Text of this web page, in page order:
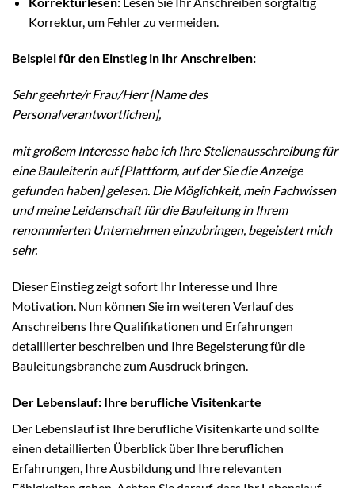
Korrektur, um Fehler zu vermeiden.
Beispiel für den Einstieg in Ihr Anschreiben:
Sehr geehrte/r Frau/Herr [Name des
Personalverantwortlichen],
mit großem Interesse habe ich Ihre Stellenausschreibung für
eine Bauleiterin auf [Plattform, auf der Sie die Anzeige
gefunden haben] gelesen. Die Möglichkeit, mein Fachwissen
und meine Leidenschaft für die Bauleitung in Ihrem
renommierten Unternehmen einzubringen, begeistert mich
sehr.
Dieser Einstieg zeigt sofort Ihr Interesse und Ihre
Motivation. Nun können Sie im weiteren Verlauf des
Anschreibens Ihre Qualifikationen und Erfahrungen
detaillierter beschreiben und Ihre Begeisterung für die
Bauleitungsbranche zum Ausdruck bringen.
Der Lebenslauf: Ihre berufliche Visitenkarte
Der Lebenslauf ist Ihre berufliche Visitenkarte und sollte
einen detaillierten Überblick über Ihre beruflichen
Erfahrungen, Ihre Ausbildung und Ihre relevanten